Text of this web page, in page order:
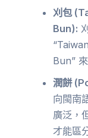
刈包
Bun):
Bun”
潤餅
向閩南
廣泛，
才能區